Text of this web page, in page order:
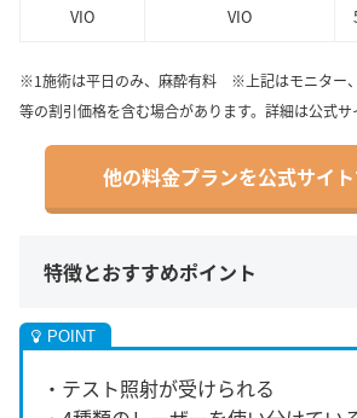
VIO VIO
※1施術は平日のみ、麻酔有料 ※上記はモニター
等の割引価格を含む場合があります。詳細は公式サ
他の料金プランを公式サイ
特徴とおすすめポイント
・テスト照射が受けられる